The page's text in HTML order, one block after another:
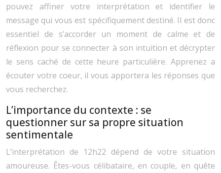
pouvez affiner votre interprétation et identifier le
message qui vous est spécifiquement destiné. Il est donc
essentiel de s’accorder un moment de calme et de
réflexion pour se connecter à son intuition et décrypter
le sens caché de cette heure particulière. Apprenez a
écouter votre coeur, il vous apportera les réponses que
vous recherchez.
L’importance du contexte : se
questionner sur sa propre situation
sentimentale
L’interprétation de 12h22 dépend de votre situation
amoureuse. Êtes-vous célibataire, en couple, en quête